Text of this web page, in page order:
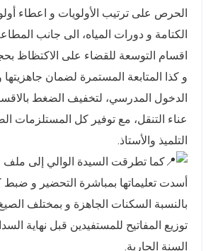
الحرص على ترتيب الأولويات و اعطاء
الكتامة و دورات المياه، الى جانب
اقسام التوسعة للقضاء على الاكتظاظ
و كذا المتابعة المستمرة لضمان
الدخول المدرسي، لتخفيف الضغط
عناء التنقل، مع توفير كل المستلزمات
التلميذ والأستاذ.
كما تطرقت السيدة الوالي إلى ملف
أسدت تعليماتها بمباشرة التحضير و ضبط
بالنسبة السكنات الجاهزة و بمختلف
توزيع المفاتيح للمستفيدين قبل نهاية
السنة الجارية.